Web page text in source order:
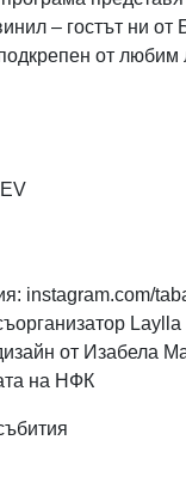
– гостът ни от
от любим
instagram.com/
от Изабела
на НФК